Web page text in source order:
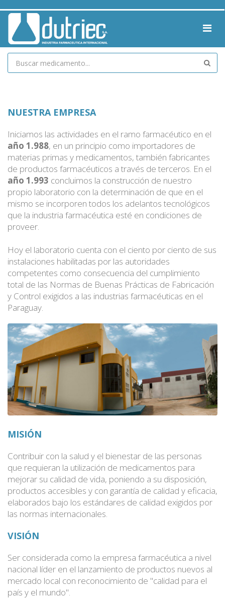
NUESTRA EMPRESA
Iniciamos las actividades en el ramo farmacéutico en el
año 1.988, en un principio como importadores de
materias primas y medicamentos, también fabricantes
de productos farmacéuticos a través de terceros. En el
año 1.993 concluimos la construcción de nuestro
propio laboratorio con la determinación de que en el
mismo se incorporen todos los adelantos tecnológicos
que la industria farmacéutica esté en condiciones de
proveer.
Hoy el laboratorio cuenta con el ciento por ciento de sus
instalaciones habilitadas por las autoridades
competentes como consecuencia del cumplimiento
total de las Normas de Buenas Prácticas de Fabricación
y Control exigidos a las industrias farmacéuticas en el
Paraguay.
MISIÓN
Contribuir con la salud y el bienestar de las personas
que requieran la utilización de medicamentos para
mejorar su calidad de vida, poniendo a su disposición,
productos accesibles y con garantía de calidad y eficacia,
elaborados bajo los estándares de calidad exigidos por
las normas internacionales.
VISIÓN
Ser considerada como la empresa farmacéutica a nivel
nacional líder en el lanzamiento de productos nuevos al
mercado local con reconocimiento de "calidad para el
país y el mundo".